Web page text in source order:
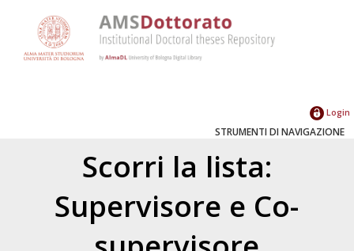
Login
STRUMENTI DI NAVIGAZIONE
Scorri la lista:
Supervisore e Co-